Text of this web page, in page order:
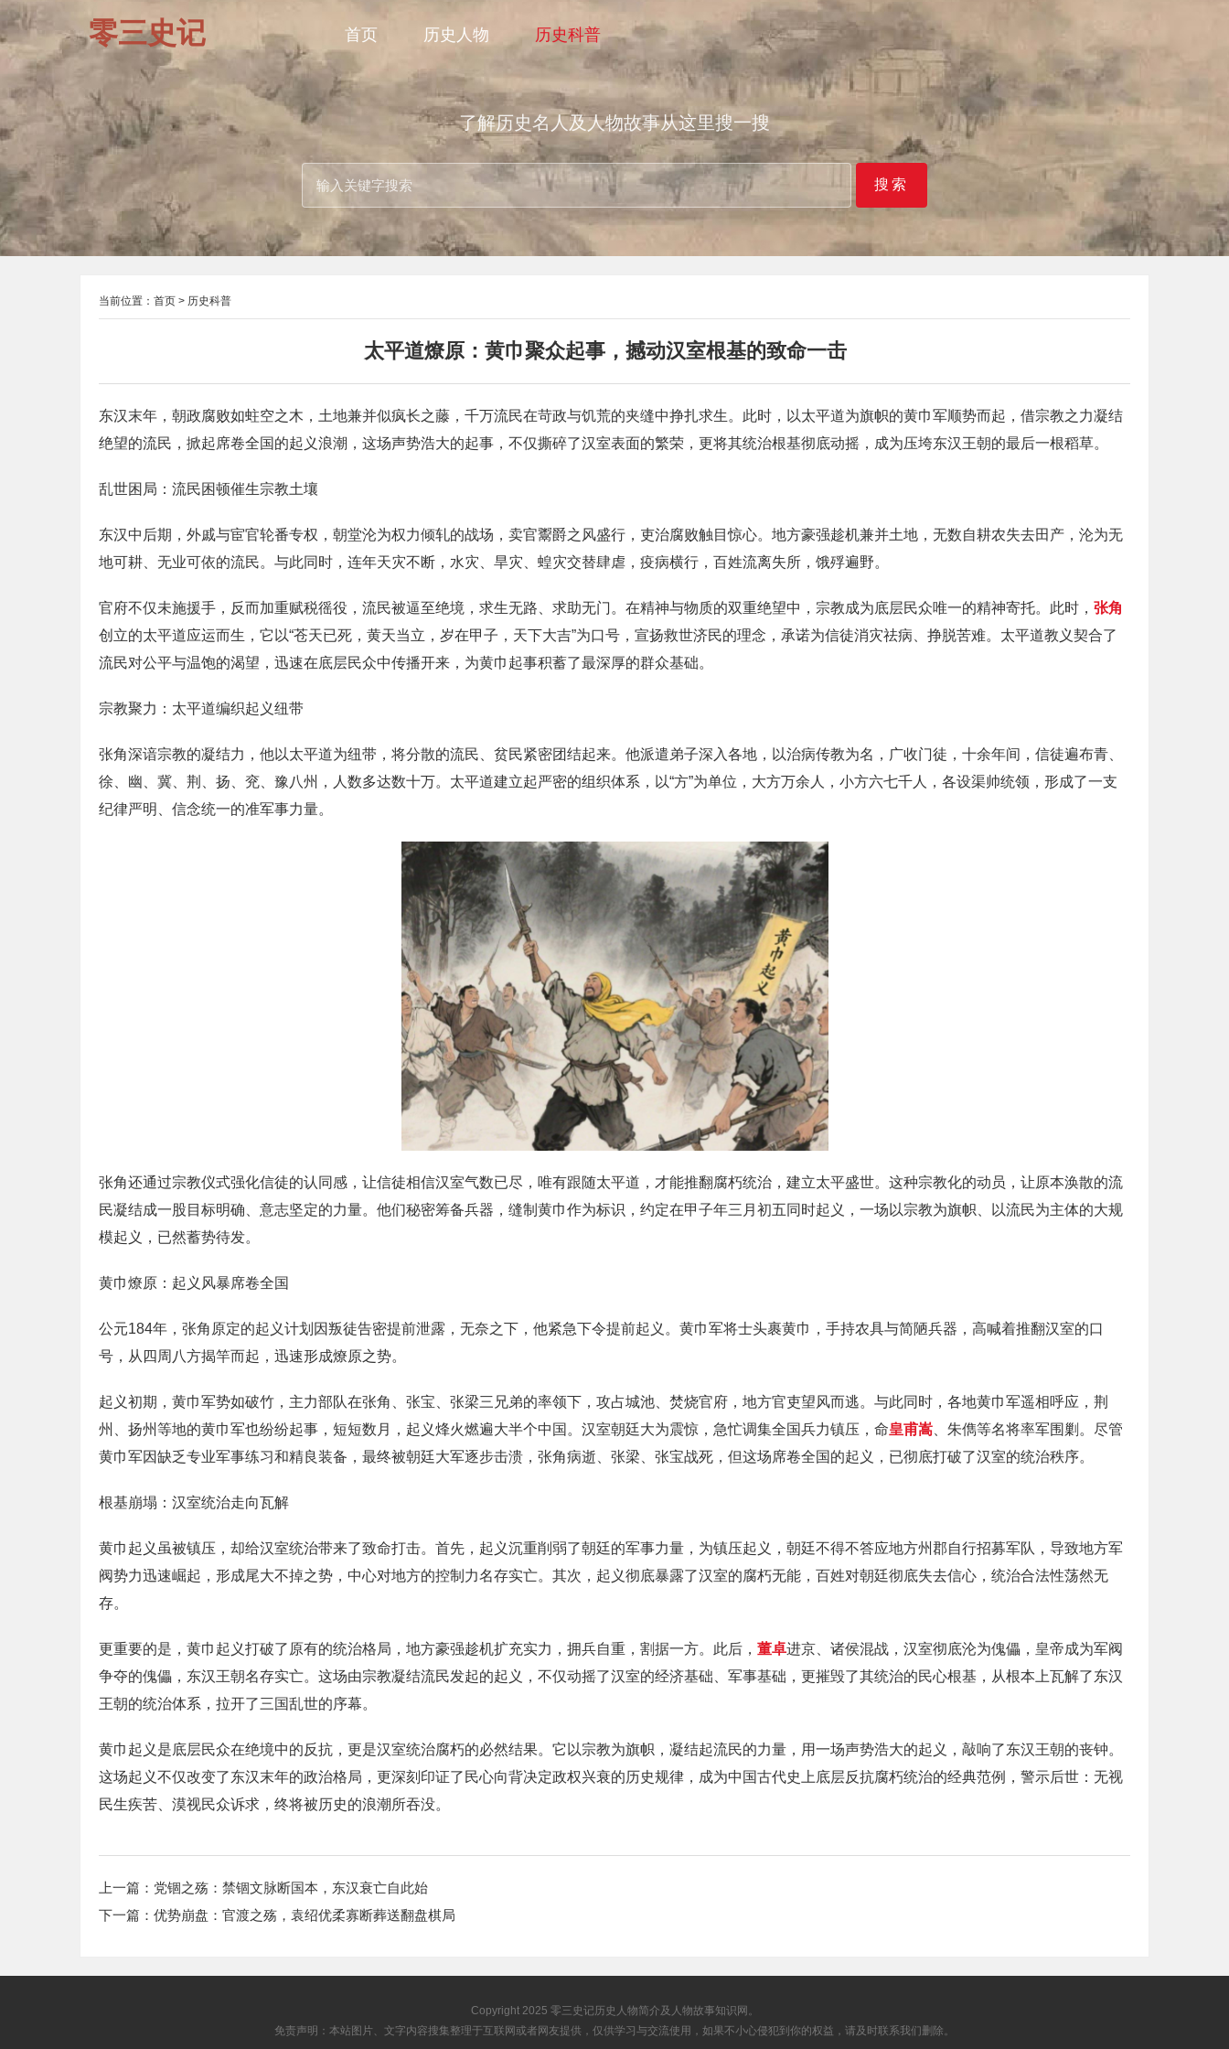
零三史记 首页 历史人物 历史科普
了解历史名人及人物故事从这里搜一搜
搜索
当前位置： 首页 > 历史科普
太平道燎原：黄巾聚众起事，撼动汉室根基的致命一击
东汉末年，朝政腐败如蛀空之木，土地兼并似疯长之藤，千万流民在苛政与饥荒的夹缝中挣扎求生。此时，以太平道为旗帜的黄巾军顺势而起，借宗教之力凝结
绝望的流民，掀起席卷全国的起义浪潮，这场声势浩大的起事，不仅撕碎了汉室表面的繁荣，更将其统治根基彻底动摇，成为压垮东汉王朝的最后一根稻草。
乱世困局：流民困顿催生宗教土壤
东汉中后期，外戚与宦官轮番专权，朝堂沦为权力倾轧的战场，卖官鬻爵之风盛行，吏治腐败触目惊心。地方豪强趁机兼并土地，无数自耕农失去田产，沦为无
地可耕、无业可依的流民。与此同时，连年天灾不断，水灾、旱灾、蝗灾交替肆虐，疫病横行，百姓流离失所，饿殍遍野。
官府不仅未施援手，反而加重赋税徭役，流民被逼至绝境，求生无路、求助无门。在精神与物质的双重绝望中，宗教成为底层民众唯一的精神寄托。此时， 张角
创立的太平道应运而生，它以“苍天已死，黄天当立，岁在甲子，天下大吉”为口号，宣扬救世济民的理念，承诺为信徒消灾祛病、挣脱苦难。太平道教义契合了
流民对公平与温饱的渴望，迅速在底层民众中传播开来，为黄巾起事积蓄了最深厚的群众基础。
宗教聚力：太平道编织起义纽带
张角深谙宗教的凝结力，他以太平道为纽带，将分散的流民、贫民紧密团结起来。他派遣弟子深入各地，以治病传教为名，广收门徒，十余年间，信徒遍布青、
徐、幽、冀、荆、扬、兖、豫八州，人数多达数十万。太平道建立起严密的组织体系，以“方”为单位，大方万余人，小方六七千人，各设渠帅统领，形成了一支
纪律严明、信念统一的准军事力量。
张角还通过宗教仪式强化信徒的认同感，让信徒相信汉室气数已尽，唯有跟随太平道，才能推翻腐朽统治，建立太平盛世。这种宗教化的动员，让原本涣散的流
民凝结成一股目标明确、意志坚定的力量。他们秘密筹备兵器，缝制黄巾作为标识，约定在甲子年三月初五同时起义，一场以宗教为旗帜、以流民为主体的大规
模起义，已然蓄势待发。
黄巾燎原：起义风暴席卷全国
公元184年，张角原定的起义计划因叛徒告密提前泄露，无奈之下，他紧急下令提前起义。黄巾军将士头裹黄巾，手持农具与简陋兵器，高喊着推翻汉室的口
号，从四周八方揭竿而起，迅速形成燎原之势。
起义初期，黄巾军势如破竹，主力部队在张角、张宝、张梁三兄弟的率领下，攻占城池、焚烧官府，地方官吏望风而逃。与此同时，各地黄巾军遥相呼应，荆
州、扬州等地的黄巾军也纷纷起事，短短数月，起义烽火燃遍大半个中国。汉室朝廷大为震惊，急忙调集全国兵力镇压，命皇甫嵩 、朱儁等名将率军围剿。尽管
黄巾军因缺乏专业军事练习和精良装备，最终被朝廷大军逐步击溃，张角病逝、张梁、张宝战死，但这场席卷全国的起义，已彻底打破了汉室的统治秩序。
根基崩塌：汉室统治走向瓦解
黄巾起义虽被镇压，却给汉室统治带来了致命打击。首先，起义沉重削弱了朝廷的军事力量，为镇压起义，朝廷不得不答应地方州郡自行招募军队，导致地方军
阀势力迅速崛起，形成尾大不掉之势，中心对地方的控制力名存实亡。其次，起义彻底暴露了汉室的腐朽无能，百姓对朝廷彻底失去信心，统治合法性荡然无
存。
更重要的是，黄巾起义打破了原有的统治格局，地方豪强趁机扩充实力，拥兵自重，割据一方。此后， 董卓进京、诸侯混战，汉室彻底沦为傀儡，皇帝成为军阀
争夺的傀儡，东汉王朝名存实亡。这场由宗教凝结流民发起的起义，不仅动摇了汉室的经济基础、军事基础，更摧毁了其统治的民心根基，从根本上瓦解了东汉
王朝的统治体系，拉开了三国乱世的序幕。
黄巾起义是底层民众在绝境中的反抗，更是汉室统治腐朽的必然结果。它以宗教为旗帜，凝结起流民的力量，用一场声势浩大的起义，敲响了东汉王朝的丧钟。
这场起义不仅改变了东汉末年的政治格局，更深刻印证了民心向背决定政权兴衰的历史规律，成为中国古代史上底层反抗腐朽统治的经典范例，警示后世：无视
民生疾苦、漠视民众诉求，终将被历史的浪潮所吞没。
上一篇： 党锢之殇：禁锢文脉断国本，东汉衰亡自此始
下一篇： 优势崩盘：官渡之殇，袁绍优柔寡断葬送翻盘棋局
Copyright 2025 零三史记历史人物简介及人物故事知识网。
免责声明：本站图片、文字内容搜集整理于互联网或者网友提供，仅供学习与交流使用，如果不小心侵犯到你的权益，请及时联系我们删除。